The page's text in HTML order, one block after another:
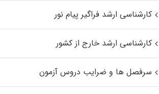
کارشناسی ارشد فراگیر پیام نور
کارشناسی ارشد خارج از کشور
سرفصل ها و ضرایب دروس آزمون